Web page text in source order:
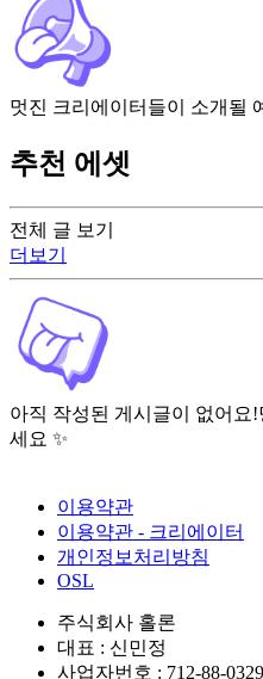
전체 글 보기
더보기
아직 작성된 게시글이 없어요!
세요 ✨
멋진 크리에이터들이 소개될
추천 에셋
이용약관
이용약관 - 크리에이터
개인정보처리방침
OSL
주식회사 홀론
대표 : 신민정
사업자번호 : 712-88-